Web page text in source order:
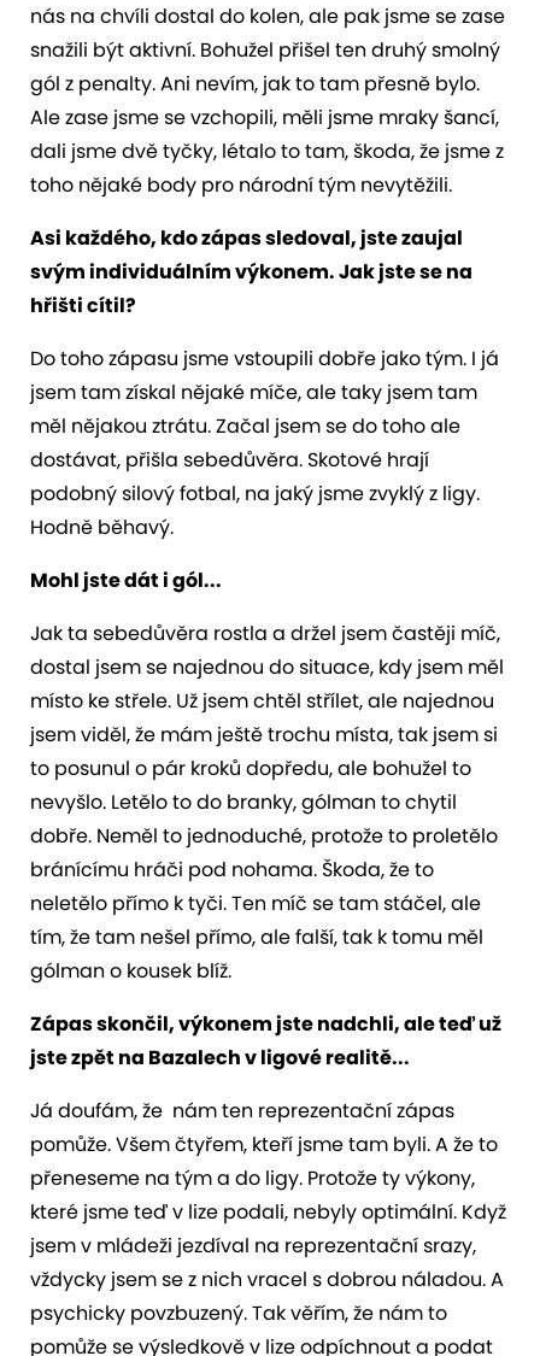
nás na chvíli dostal do kolen, ale pak jsme se zase
snažili být aktivní. Bohužel přišel ten druhý smolný
gól z penalty. Ani nevím, jak to tam přesně bylo.
Ale zase jsme se vzchopili, měli jsme mraky šancí,
dali jsme dvě tyčky, létalo to tam, škoda, že jsme z
toho nějaké body pro národní tým nevytěžili.
Asi každého, kdo zápas sledoval, jste zaujal
svým individuálním výkonem. Jak jste se na
hřišti cítil?
Do toho zápasu jsme vstoupili dobře jako tým. I já
jsem tam získal nějaké míče, ale taky jsem tam
měl nějakou ztrátu. Začal jsem se do toho ale
dostávat, přišla sebedůvěra. Skotové hrají
podobný silový fotbal, na jaký jsme zvyklý z ligy.
Hodně běhavý.
Mohl jste dát i gól...
Jak ta sebedůvěra rostla a držel jsem častěji míč,
dostal jsem se najednou do situace, kdy jsem měl
místo ke střele. Už jsem chtěl střílet, ale najednou
jsem viděl, že mám ještě trochu místa, tak jsem si
to posunul o pár kroků dopředu, ale bohužel to
nevyšlo. Letělo to do branky, gólman to chytil
dobře. Neměl to jednoduché, protože to proletělo
bránícímu hráči pod nohama. Škoda, že to
neletělo přímo k tyči. Ten míč se tam stáčel, ale
tím, že tam nešel přímo, ale falší, tak k tomu měl
gólman o kousek blíž.
Zápas skončil, výkonem jste nadchli, ale teď už
jste zpět na Bazalech v ligové realitě...
Já doufám, že nám ten reprezentační zápas
pomůže. Všem čtyřem, kteří jsme tam byli. A že to
přeneseme na tým a do ligy. Protože ty výkony,
které jsme teď v lize podali, nebyly optimální. Když
jsem v mládeži jezdíval na reprezentační srazy,
vždycky jsem se z nich vracel s dobrou náladou. A
psychicky povzbuzený. Tak věřím, že nám to
pomůže se výsledkově v lize odpíchnout a podat